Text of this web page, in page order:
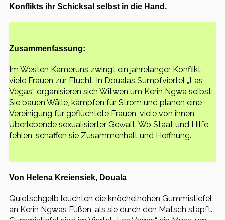
Konflikts ihr Schicksal selbst in die Hand.
Zusammenfassung:
Im Westen Kameruns zwingt ein jahrelanger Konflikt
viele Frauen zur Flucht. In Doualas Sumpfviertel „Las
Vegas“ organisieren sich Witwen um Kerin Ngwa selbst:
Sie bauen Wälle, kämpfen für Strom und planen eine
Vereinigung für geflüchtete Frauen, viele von ihnen
Überlebende sexualisierter Gewalt. Wo Staat und Hilfe
fehlen, schaffen sie Zusammenhalt und Hoffnung.
Von Helena Kreiensiek, Douala
Quietschgelb leuchten die knöchelhohen Gummistiefel
an Kerin Ngwas Füßen, als sie durch den Matsch stapft.